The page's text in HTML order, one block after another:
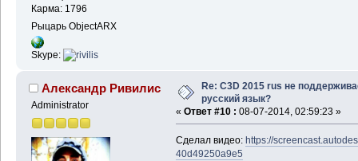
Карма: 1796
Рыцарь ObjectARX
Skype:
Александр Ривилис
Administrator
Re: C3D 2015 rus не
русский язык?
« Ответ #10 : 08-07-2014, 02:59:23 »
Сделал видео: https://
40d49250a9e5